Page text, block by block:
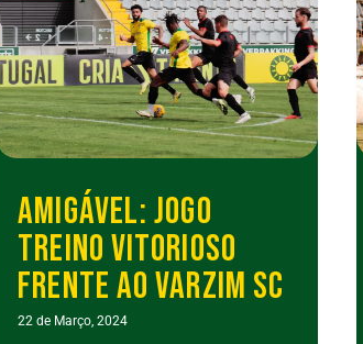
AMIGÁVEL: JOGO
TREINO VITORIOSO
FRENTE AO VARZIM SC
22 de Março, 2024